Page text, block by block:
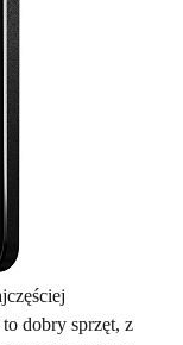
dobry sprzęt, z